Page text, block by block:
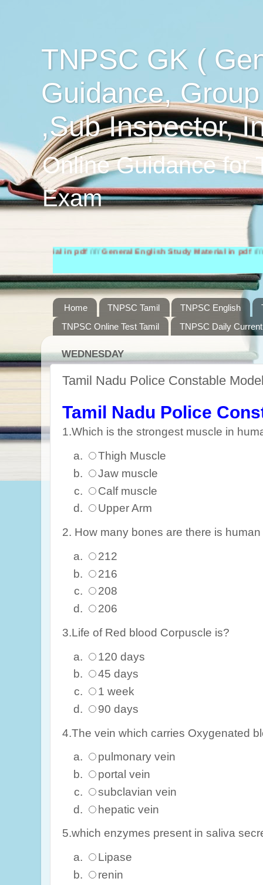
TNPSC GK (
Guidance,
,Sub Inspector,
Online Guidance for
Exam
in pdf////General English Study Material in pdf////
Home TNPSC Tamil TNPSC English
TNPSC Online Test Tamil
TNPSC Daily
WEDNESDAY
Tamil Nadu Police Constable
Tamil Nadu Police
1.Which is the strongest muscle in
Thigh Muscle
Jaw muscle
Calf muscle
Upper Arm
2. How many bones are there is
212
216
208
206
3.Life of Red blood Corpuscle is?
120 days
45 days
1 week
90 days
4.The vein which carries Oxygenated
pulmonary vein
portal vein
subclavian vein
hepatic vein
5.which enzymes present in saliva
Lipase
renin